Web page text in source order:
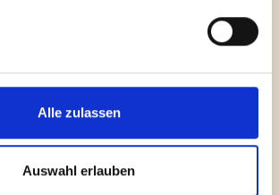
Alle zulassen
Auswahl erlauben